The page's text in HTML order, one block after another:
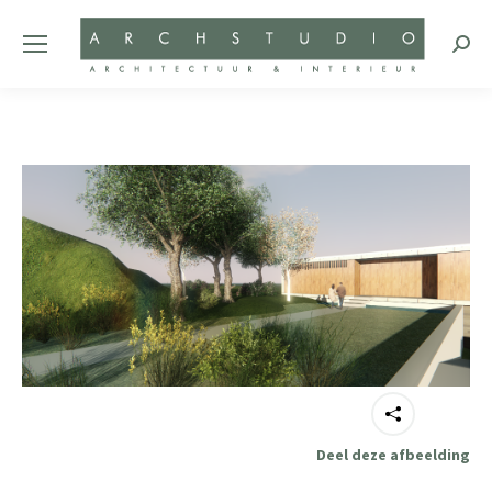
Deel deze afbeelding